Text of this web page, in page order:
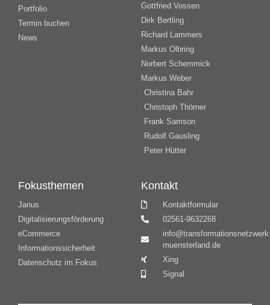
Portfolio
Termin buchen
News
Gottfried Vossen
Dirk Bertling
Richard Lammers
Markus Olbring
Norbert Schemmick
Markus Weber
Christina Bahr
Christoph Thörner
Frank Samson
Rudolf Gausling
Peter Hütter
Fokusthemen
Janus
Digitalisierungsförderung
eCommerce
Informationssicherheit
Datenschutz im Fokus
Kontakt
Kontaktformular
02561-9632268
muensterland.de
Xing
Signal